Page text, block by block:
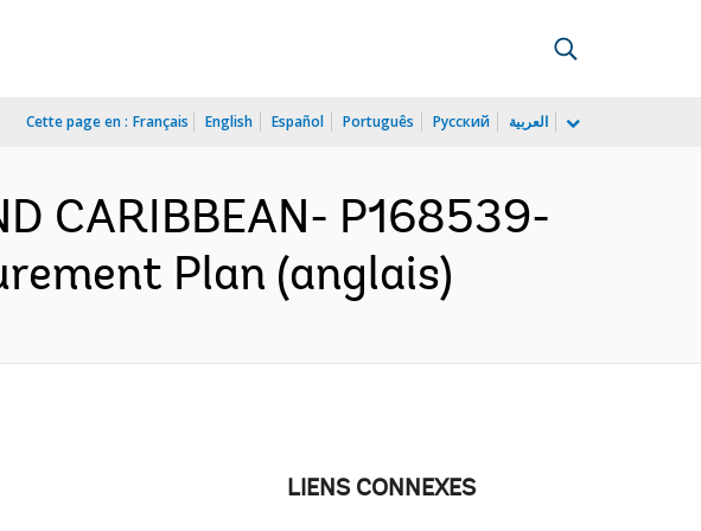
Cette page en : Français English Español Português Русский العربية
CARIBBEAN- P168539-
Plan (anglais)
LIENS CONNEXES